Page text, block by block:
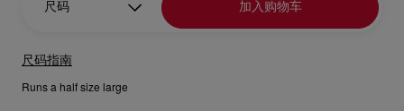
尺码 加入购物车
尺码指南
Runs a half size large